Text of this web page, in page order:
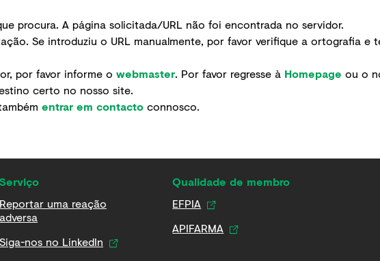
procura. A página solicitada/URL não foi encontrada no servidor.
Se introduziu o URL manualmente, por favor verifique a ortografia e
por favor informe o webmaster. Por favor regresse à Homepage ou o
certo no nosso site.
entrar em contacto connosco.
Serviço
Reportar uma reação
adversa
Siga-nos no LinkedIn
Qualidade de membro
EFPIA
APIFARMA